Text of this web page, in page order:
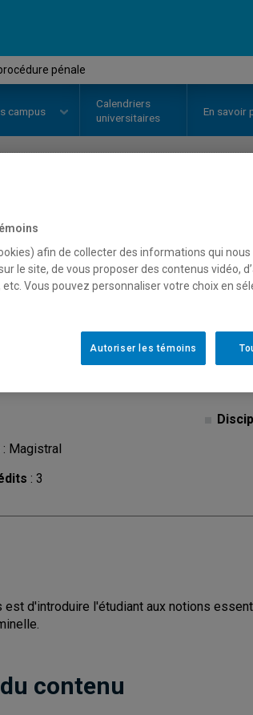
pénale
campus
Calendriers
universitaires
En savoir
Droit de la
: Magistral
: 3
d'introduire l'étudiant aux notions
contenu
afin de collecter des informations qui
le site, de vous proposer des contenus vidéo,
Vous pouvez personnaliser votre choix en
Autoriser les témoins